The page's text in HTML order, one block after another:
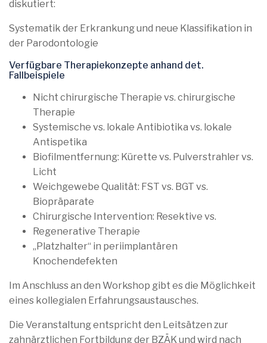
diskutiert:
Systematik der Erkrankung und neue Klassifikation in
der Parodontologie
Verfügbare Therapiekonzepte anhand det.
Fallbeispiele
Nicht chirurgische Therapie vs. chirurgische
Therapie
Systemische vs. lokale Antibiotika vs. lokale
Antispetika
Biofilmentfernung: Kürette vs. Pulverstrahler vs.
Licht
Weichgewebe Qualität: FST vs. BGT vs.
Biopräparate
Chirurgische Intervention: Resektive vs.
Regenerative Therapie
„Platzhalter“ in periimplantären
Knochendefekten
Im Anschluss an den Workshop gibt es die Möglichkeit
eines kollegialen Erfahrungsaustausches.
Die Veranstaltung entspricht den Leitsätzen zur
zahnärztlichen Fortbildung der BZÄK und wird nach